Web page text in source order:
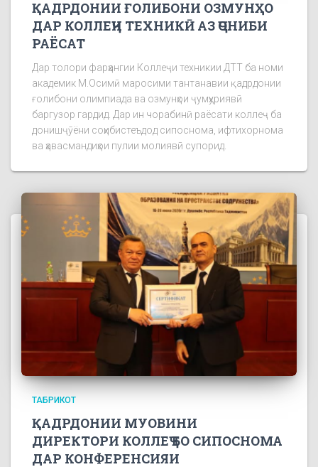
ҚАДРДОНИИ ҒОЛИБОНИ ОЗМУНҲО
ДАР КОЛЛЕҶИ ТЕХНИКӢ АЗ ҶОНИБИ
РАЁСАТ
Дар толори фарҳангии Коллеҷи техникии ДТТ ба номи
академик М.Осимӣ маросими тантанавии қадрдонии
ғолибони олимпиада ва озмунҳои ҷумҳуриявӣ
баргузор гардид. Дар ин чорабинӣ раёсати коллеҷ ба
донишҷӯёни соҳибистеъдод сипоснома, ифтихорнома
ва ҳавасмандиҳои пулии молиявӣ супорид.
ТАБРИКОТ
ҚАДРДОНИИ МУОВИНИ
ДИРЕКТОРИ КОЛЛЕҶ БО СИПОСНОМА
ДАР КОНФЕРЕНСИЯИ